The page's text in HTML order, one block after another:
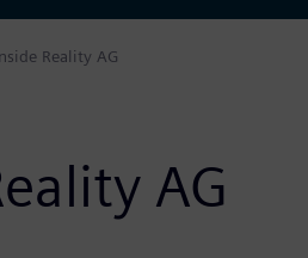
Reality AG
AG